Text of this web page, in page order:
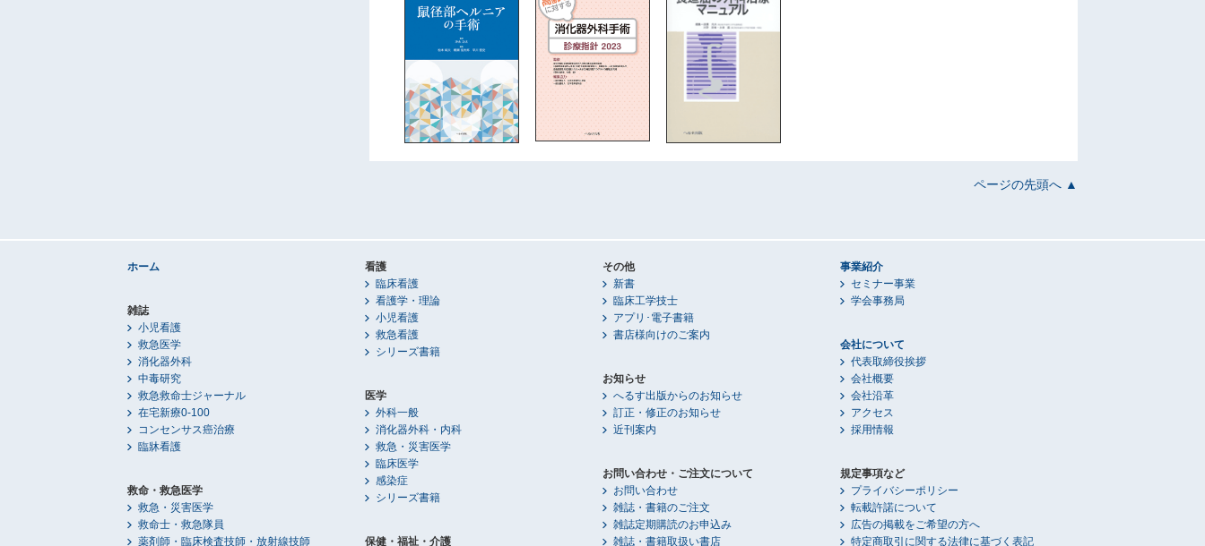
ページの先頭へ ▲
ホーム
雑誌
小児看護
救急医学
消化器外科
中毒研究
救急救命士ジャーナル
在宅新療0-100
コンセンサス癌治療
臨牀看護
救命・救急医学
救急・災害医学
救命士・救急隊員
薬剤師・臨床検査技師・放射線技師
看護
臨床看護
看護学・理論
小児看護
救急看護
シリーズ書籍
医学
外科一般
消化器外科・内科
救急・災害医学
臨床医学
感染症
シリーズ書籍
保健・福祉・介護
その他
新書
臨床工学技士
アプリ･電子書籍
書店様向けのご案内
お知らせ
へるす出版からのお知らせ
訂正・修正のお知らせ
近刊案内
お問い合わせ・ご注文について
お問い合わせ
雑誌・書籍のご注文
雑誌定期購読のお申込み
雑誌・書籍取扱い書店
事業紹介
セミナー事業
学会事務局
会社について
代表取締役挨拶
会社概要
会社沿革
アクセス
採用情報
規定事項など
プライバシーポリシー
転載許諾について
広告の掲載をご希望の方へ
特定商取引に関する法律に基づく表記